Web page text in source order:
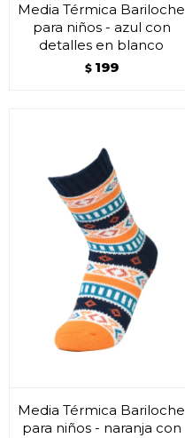
Media Térmica Bariloche
para niños - azul con
detalles en blanco
$ 199
Media Térmica Bariloche
para niños - naranja con